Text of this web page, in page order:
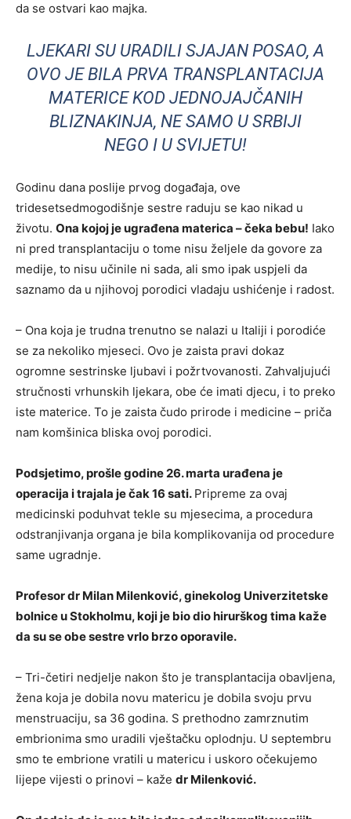
da se ostvari kao majka.
LJEKARI SU URADILI SJAJAN POSAO, A
OVO JE BILA PRVA TRANSPLANTACIJA
MATERICE KOD JEDNOJAJČANIH
BLIZNAKINJA, NE SAMO U SRBIJI
NEGO I U SVIJETU!
Godinu dana poslije prvog događaja, ove
tridesetsedmogodišnje sestre raduju se kao nikad u
životu. Ona kojoj je ugrađena materica – čeka bebu! Iako
ni pred transplantaciju o tome nisu željele da govore za
medije, to nisu učinile ni sada, ali smo ipak uspjeli da
saznamo da u njihovoj porodici vladaju ushićenje i radost.
– Ona koja je trudna trenutno se nalazi u Italiji i porodiće
se za nekoliko mjeseci. Ovo je zaista pravi dokaz
ogromne sestrinske ljubavi i požrtvovanosti. Zahvaljujući
stručnosti vrhunskih ljekara, obe će imati djecu, i to preko
iste materice. To je zaista čudo prirode i medicine – priča
nam komšinica bliska ovoj porodici.
Podsjetimo, prošle godine 26. marta urađena je
operacija i trajala je čak 16 sati. Pripreme za ovaj
medicinski poduhvat tekle su mjesecima, a procedura
odstranjivanja organa je bila komplikovanija od procedure
same ugradnje.
Profesor dr Milan Milenković, ginekolog Univerzitetske
bolnice u Stokholmu, koji je bio dio hirurškog tima kaže
da su se obe sestre vrlo brzo oporavile.
– Tri-četiri nedjelje nakon što je transplantacija obavljena,
žena koja je dobila novu matericu je dobila svoju prvu
menstruaciju, sa 36 godina. S prethodno zamrznutim
embrionima smo uradili vještačku oplodnju. U septembru
smo te embrione vratili u matericu i uskoro očekujemo
lijepe vijesti o prinovi – kaže dr Milenković.